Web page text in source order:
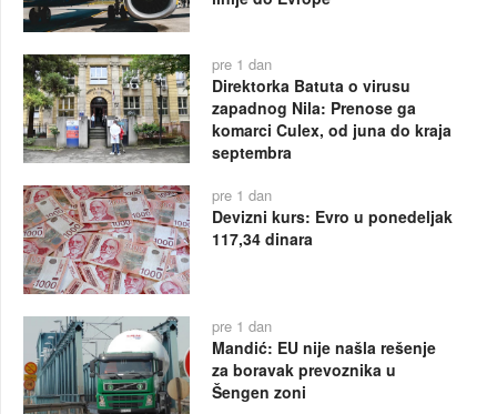
pre 1 dan
Direktorka Batuta o virusu
zapadnog Nila: Prenose ga
komarci Culex, od juna do kraja
septembra
pre 1 dan
Devizni kurs: Evro u ponedeljak
117,34 dinara
pre 1 dan
Mandić: EU nije našla rešenje
za boravak prevoznika u
Šengen zoni